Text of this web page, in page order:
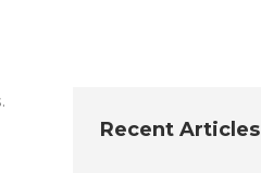
Recent Articles